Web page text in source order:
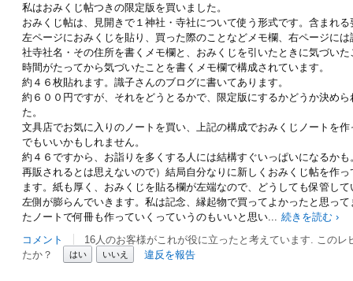
私はおみくじ帖つきの限定版を買いました。
おみくじ帖は、見開きで１神社・寺社について使う形式です。含まれ
左ページにおみくじを貼り、買った際のことなどメモ欄、右ページに
社寺社名・その住所を書くメモ欄と、おみくじを引いたときに気づい
時間がたってから気づいたことを書くメモ欄で構成されています。
約４６枚貼れます。識子さんのブログに書いてあります。
約６００円ですが、それをどうとるかで、限定版にするかどうか決め
た。
文具店でお気に入りのノートを買い、上記の構成でおみくじノートを
でもいいかもしれません。
約４６ですから、お詣りを多くする人には結構すぐいっぱいになるか
再販されるとは思えないので）結局自分なりに新しくおみくじ帖を作
ます。紙も厚く、おみくじを貼る欄が左端なので、どうしても保管し
左側が膨らんでいきます。私は記念、縁起物で買ってよかったと思っ
たノートで何冊も作っていくっていうのもいいと思い
続きを読む ›
コメント
16人のお客様がこれが役に立ったと考えています. このレ
たか？
はい いいえ 違反を報告